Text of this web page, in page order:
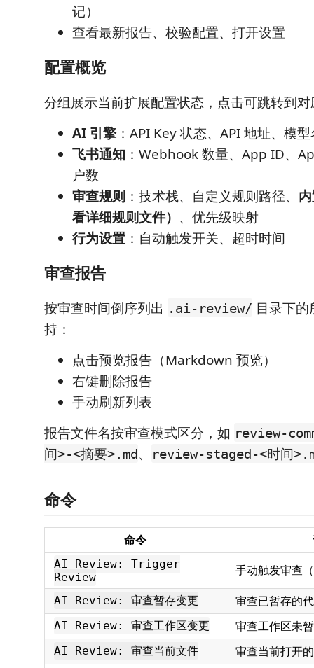
记）
查看最新报告、校验配置、打开设置
配置概览
分组展示当前扩展配置状态，点击可跳转到
AI 引擎：API Key 状态、API 地址、模
飞书通知 ：Webhook 数量、App ID、
户数
审查规则 ：技术栈、自定义规则路径、
看详细规则文件） 、优先级映射
行为设置 ：自动触发开关、超时时间
审查报告
按审查时间倒序列出 .ai-review/ 目录下
持：
点击预览报告（Markdown 预览）
右键删除报告
手动刷新列表
报告文件名按审查模式区分，如 review-
间>-<摘要>.md、 review-staged-<时间
命令
命令
AI Review: Trigger
Review
手动触发审查
AI Review: 审查暂存变更 审查已暂存的
AI Review: 审查工作区变更 审查工作区未
AI Review: 审查当前文件 审查当前打开